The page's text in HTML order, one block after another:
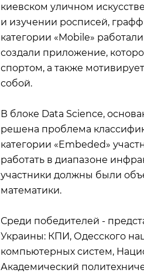
киевском уличном
и изучении росписей,
категории «Mobile»
создали приложение,
спортом, а также
собой.
В блоке Data Science,
решена проблема
категории «Embeded»
работать в диапазоне
участники должны были
математики.
Среди победителей -
Украины: КПИ, Одесского
компьютерных систем,
Академический